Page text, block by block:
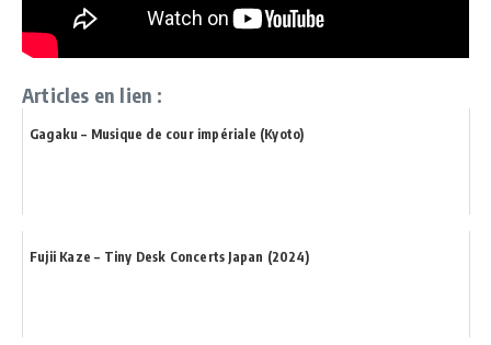
Articles en lien :
Gagaku – Musique de cour impériale (Kyoto)
Fujii Kaze – Tiny Desk Concerts Japan (2024)